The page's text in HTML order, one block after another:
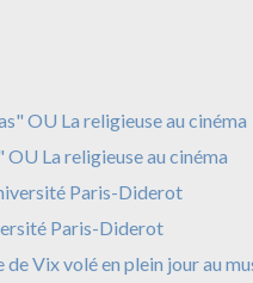
La religieuse au cinéma
Paris-Diderot